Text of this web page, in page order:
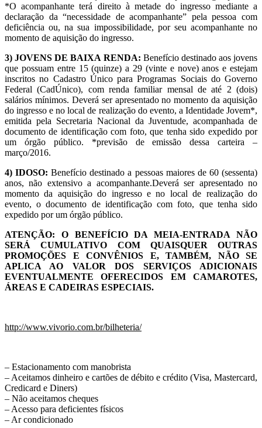
*O acompanhante terá direito à metade do ingresso mediante a
declaração da “necessidade de acompanhante” pela pessoa com
deficiência ou, na sua impossibilidade, por seu acompanhante no
momento de aquisição do ingresso.
3) JOVENS DE BAIXA RENDA: Benefício destinado aos jovens
que possuam entre 15 (quinze) a 29 (vinte e nove) anos e estejam
inscritos no Cadastro Único para Programas Sociais do Governo
Federal (CadÚnico), com renda familiar mensal de até 2 (dois)
salários mínimos. Deverá ser apresentado no momento da aquisição
do ingresso e no local de realização do evento, a Identidade Jovem*,
emitida pela Secretaria Nacional da Juventude, acompanhada de
documento de identificação com foto, que tenha sido expedido por
um órgão público. *previsão de emissão dessa carteira –
março/2016.
4) IDOSO: Benefício destinado a pessoas maiores de 60 (sessenta)
anos, não extensivo a acompanhante.Deverá ser apresentado no
momento da aquisição do ingresso e no local de realização do
evento, o documento de identificação com foto, que tenha sido
expedido por um órgão público.
ATENÇÃO: O BENEFÍCIO DA MEIA-ENTRADA NÃO
SERÁ CUMULATIVO COM QUAISQUER OUTRAS
PROMOÇÕES E CONVÊNIOS E, TAMBÉM, NÃO SE
APLICA AO VALOR DOS SERVIÇOS ADICIONAIS
EVENTUALMENTE OFERECIDOS EM CAMAROTES,
ÁREAS E CADEIRAS ESPECIAIS.
http://www.vivorio.com.br/bilheteria/
– Estacionamento com manobrista
– Aceitamos dinheiro e cartões de débito e crédito (Visa, Mastercard,
Credicard e Diners)
– Não aceitamos cheques
– Acesso para deficientes físicos
– Ar condicionado